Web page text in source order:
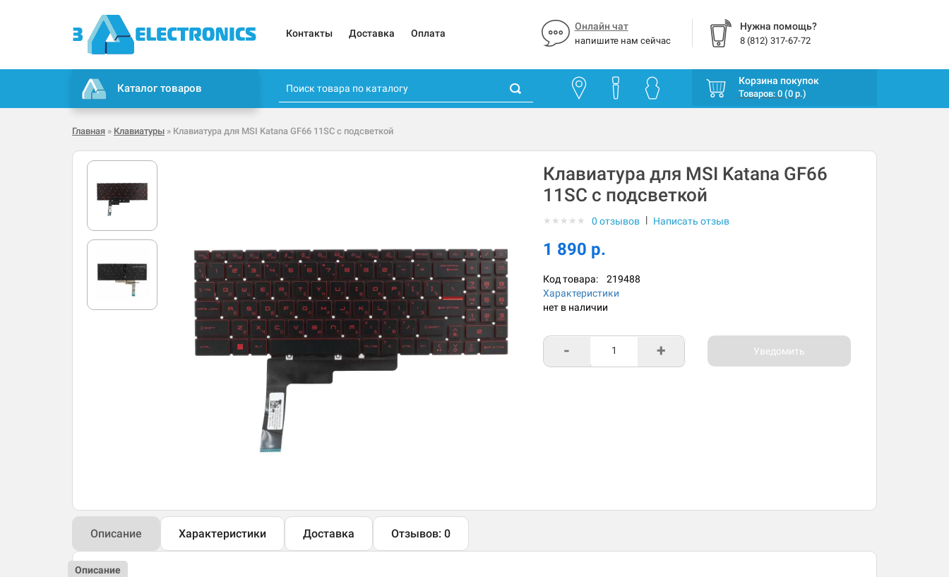
Контакты Доставка Оплата
Онлайн чат
напишите нам сейчас
Нужна помощь?
8 (812) 317-67-72
Каталог товаров
Корзина покупок
Товаров: 0 (0 р.)
Главная » Клавиатуры » Клавиатура для MSI Katana GF66 11SC с подсветкой
Клавиатура для MSI Katana GF66
11SC с подсветкой
★ ★ ★ ★ ★ 0 отзывов | Написать отзыв
1 890 р.
Код товара: 219488
Характеристики
нет в наличии
- + Уведомить
Описание Характеристики Доставка Отзывов: 0
Описание